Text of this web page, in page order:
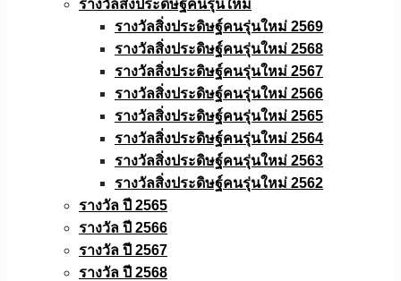
รางวัลสิ่งประดิษฐ์คนรุ่นใหม่
รางวัลสิ่งประดิษฐ์คนรุ่นใหม่ 2569
รางวัลสิ่งประดิษฐ์คนรุ่นใหม่ 2568
รางวัลสิ่งประดิษฐ์คนรุ่นใหม่ 2567
รางวัลสิ่งประดิษฐ์คนรุ่นใหม่ 2566
รางวัลสิ่งประดิษฐ์คนรุ่นใหม่ 2565
รางวัลสิ่งประดิษฐ์คนรุ่นใหม่ 2564
รางวัลสิ่งประดิษฐ์คนรุ่นใหม่ 2563
รางวัลสิ่งประดิษฐ์คนรุ่นใหม่ 2562
รางวัล ปี 2565
รางวัล ปี 2566
รางวัล ปี 2567
รางวัล ปี 2568